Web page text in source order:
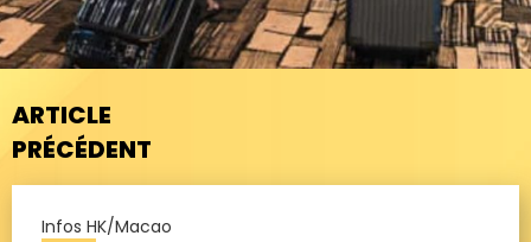
ARTICLE
PRÉCÉDENT
Infos HK/Macao